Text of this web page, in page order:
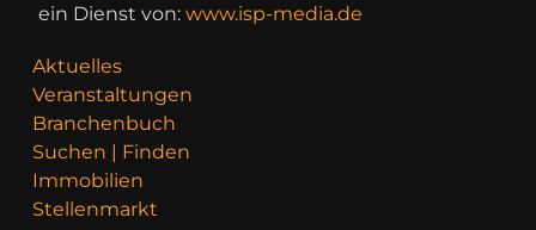
ein Dienst von: www.isp-media.de
Aktuelles
Veranstaltungen
Branchenbuch
Suchen | Finden
Immobilien
Stellenmarkt